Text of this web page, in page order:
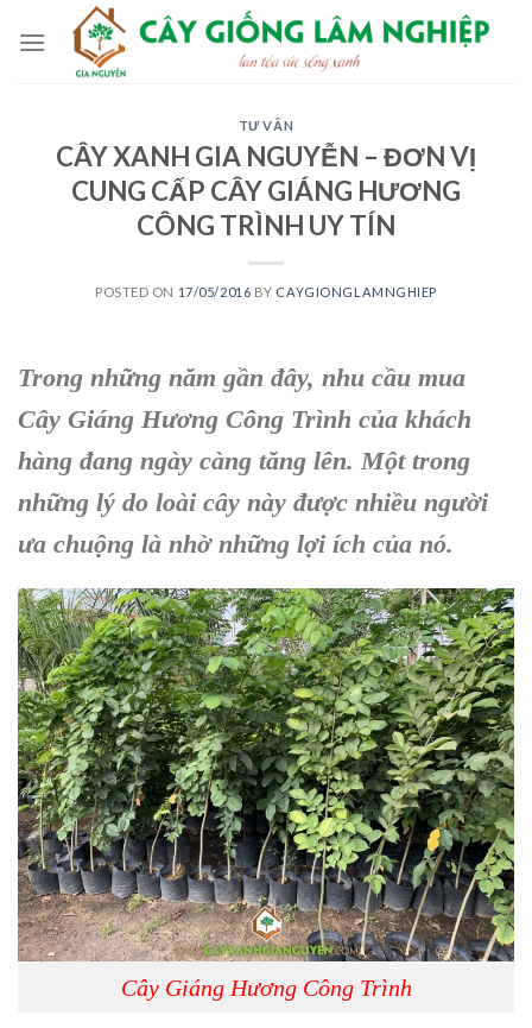
TƯ VẤN
CÂY XANH GIA NGUYỄN – ĐƠN VỊ
CUNG CẤP CÂY GIÁNG HƯƠNG
CÔNG TRÌNH UY TÍN
POSTED ON 17/05/2016 BY CAYGIONGLAMNGHIEP
Trong những năm gần đây, nhu cầu mua
Cây Giáng Hương Công Trình của khách
hàng đang ngày càng tăng lên. Một trong
những lý do loài cây này được nhiều người
ưa chuộng là nhờ những lợi ích của nó.
Cây Giáng Hương Công Trình